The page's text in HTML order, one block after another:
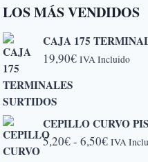
LOS MÁS VENDIDOS
CAJA 175
19,90€ IVA Incluido
CEPILLO CURVO
5,20€- 6,50€Rango
IVA